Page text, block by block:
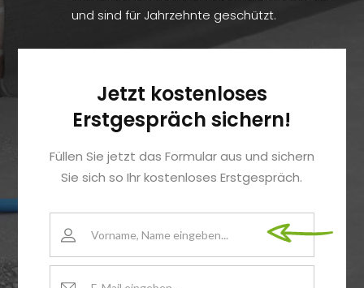
und sind für Jahrzehnte geschützt.
Jetzt kostenloses
Erstgespräch sichern!
Füllen Sie jetzt das Formular aus und sichern
Sie sich so Ihr kostenloses Erstgespräch.